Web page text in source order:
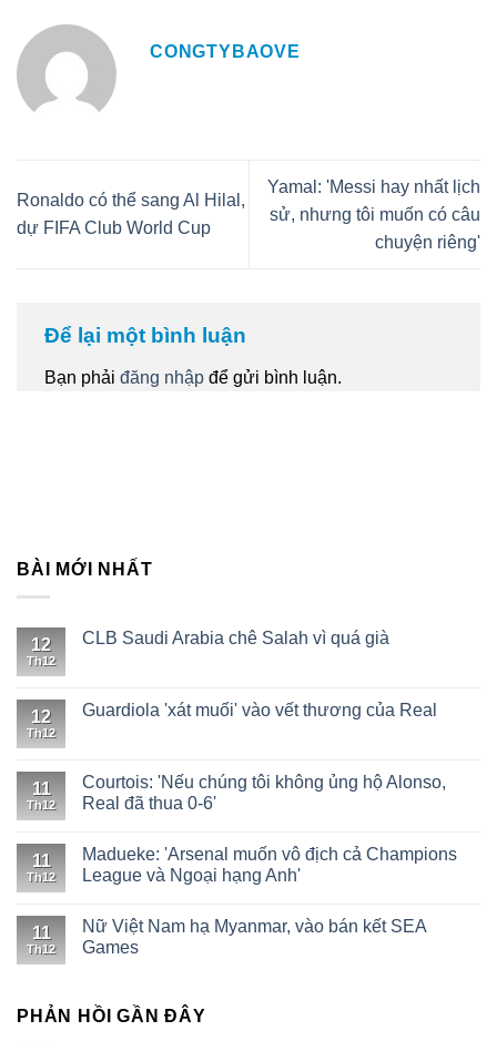
CONGTYBAOVE
Ronaldo có thể sang Al Hilal,
dự FIFA Club World Cup
Yamal: 'Messi hay nhất lịch
sử, nhưng tôi muốn có câu
chuyện riêng'
Để lại một bình luận
Bạn phải đăng nhập để gửi bình luận.
BÀI MỚI NHẤT
12
Th12
CLB Saudi Arabia chê Salah vì quá già
12
Th12
Guardiola 'xát muối' vào vết thương của Real
11
Th12
Courtois: 'Nếu chúng tôi không ủng hộ Alonso,
Real đã thua 0-6'
11
Th12
Madueke: 'Arsenal muốn vô địch cả Champions
League và Ngoại hạng Anh'
11
Th12
Nữ Việt Nam hạ Myanmar, vào bán kết SEA
Games
PHẢN HỒI GẦN ĐÂY